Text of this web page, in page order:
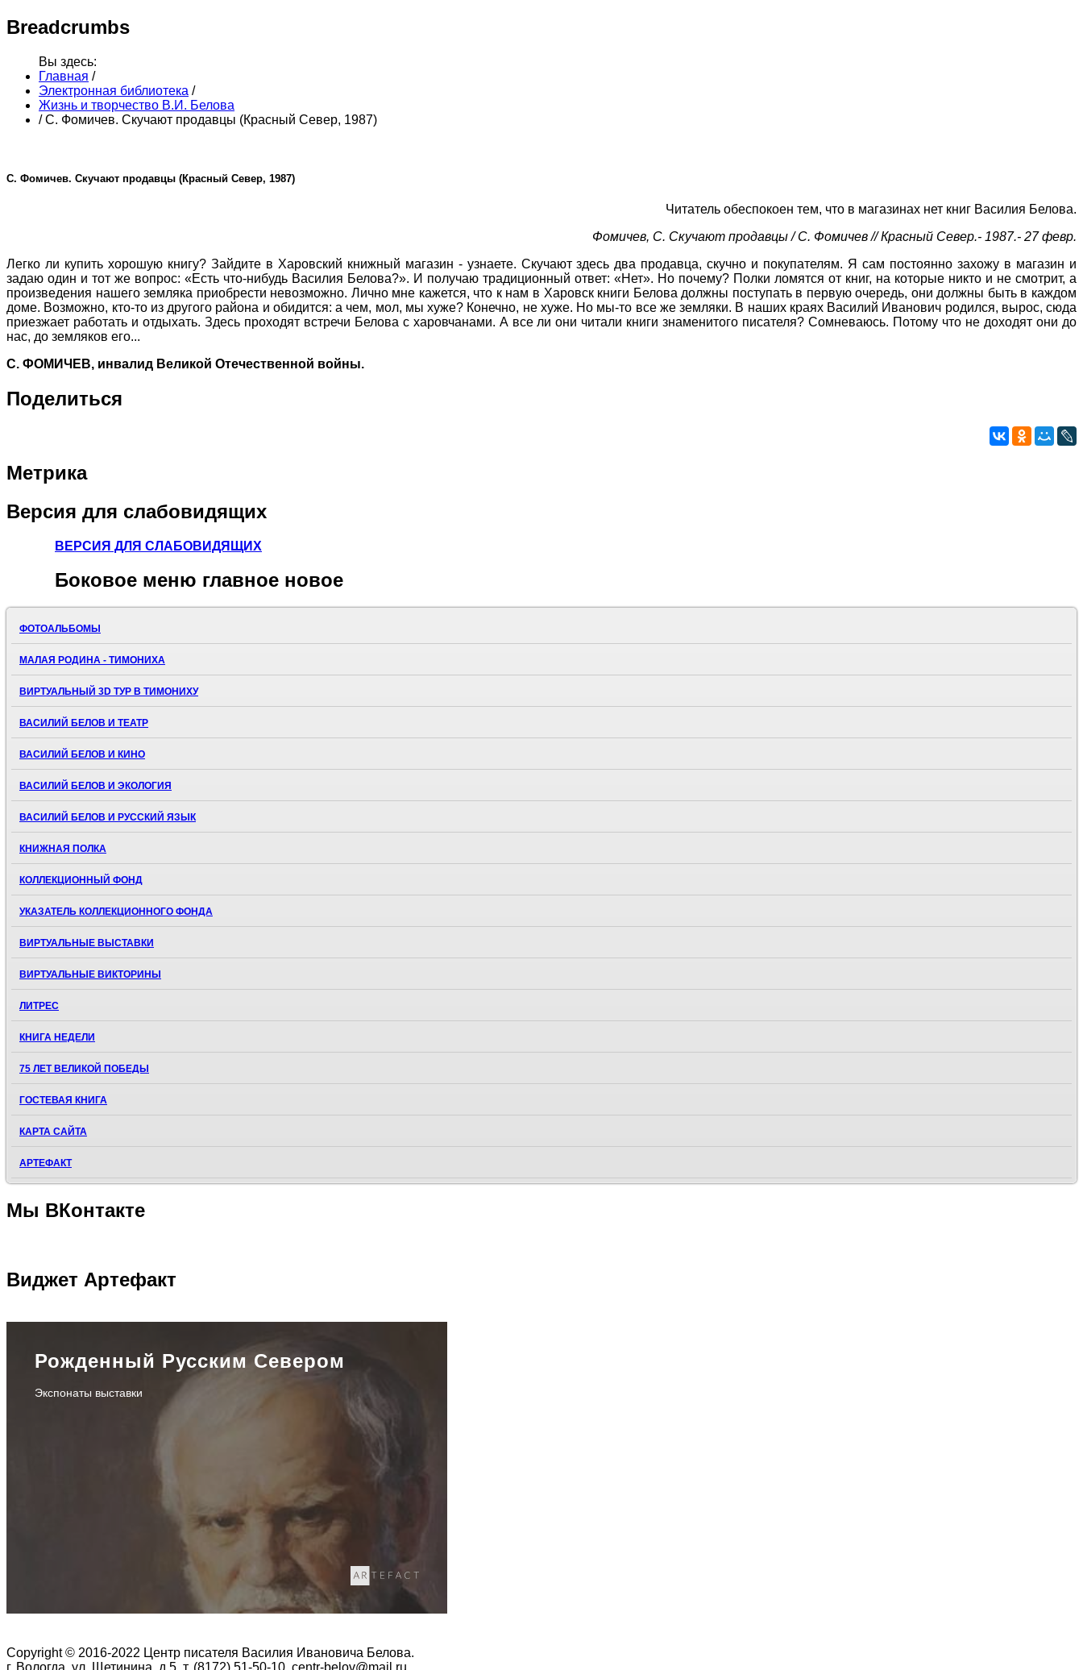
Breadcrumbs
Вы здесь:
Главная /
Электронная библиотека /
Жизнь и творчество В.И. Белова
/ С. Фомичев. Скучают продавцы (Красный Север, 1987)
С. Фомичев. Скучают продавцы (Красный Север, 1987)
Читатель обеспокоен тем, что в магазинах нет книг Василия Белова.
Фомичев, С. Скучают продавцы / С. Фомичев // Красный Север.- 1987.- 27 февр.
Легко ли купить хорошую книгу? Зайдите в Харовский книжный магазин - узнаете. Скучают здесь два продавца, скучно и покупателям. Я сам постоянно захожу в магазин и
задаю один и тот же вопрос: «Есть что-нибудь Василия Белова?». И получаю традиционный ответ: «Нет». Но почему? Полки ломятся от книг, на которые никто и не смотрит, а
произведения нашего земляка приобрести невозможно. Лично мне кажется, что к нам в Харовск книги Белова должны поступать в первую очередь, они должны быть в каждом
доме. Возможно, кто-то из другого района и обидится: а чем, мол, мы хуже? Конечно, не хуже. Но мы-то все же земляки. В наших краях Василий Иванович родился, вырос, сюда
приезжает работать и отдыхать. Здесь проходят встречи Белова с харовчанами. А все ли они читали книги знаменитого писателя? Сомневаюсь. Потому что не доходят они до
нас, до земляков его...
С. ФОМИЧЕВ, инвалид Великой Отечественной войны.
Поделиться
Метрика
Версия для слабовидящих
ВЕРСИЯ ДЛЯ СЛАБОВИДЯЩИХ
Боковое меню главное новое
ФОТОАЛЬБОМЫ
МАЛАЯ РОДИНА - ТИМОНИХА
ВИРТУАЛЬНЫЙ 3D ТУР В ТИМОНИХУ
ВАСИЛИЙ БЕЛОВ И ТЕАТР
ВАСИЛИЙ БЕЛОВ И КИНО
ВАСИЛИЙ БЕЛОВ И ЭКОЛОГИЯ
ВАСИЛИЙ БЕЛОВ И РУССКИЙ ЯЗЫК
КНИЖНАЯ ПОЛКА
КОЛЛЕКЦИОННЫЙ ФОНД
УКАЗАТЕЛЬ КОЛЛЕКЦИОННОГО ФОНДА
ВИРТУАЛЬНЫЕ ВЫСТАВКИ
ВИРТУАЛЬНЫЕ ВИКТОРИНЫ
ЛИТРЕС
КНИГА НЕДЕЛИ
75 ЛЕТ ВЕЛИКОЙ ПОБЕДЫ
ГОСТЕВАЯ КНИГА
КАРТА САЙТА
АРТЕФАКТ
Мы ВКонтакте
Виджет Артефакт
Рожденный Русским Севером
Экспонаты выставки
Copyright © 2016-2022 Центр писателя Василия Ивановича Белова.
г. Вологда, ул. Щетинина, д.5, т. (8172) 51-50-10, centr-belov@mail.ru